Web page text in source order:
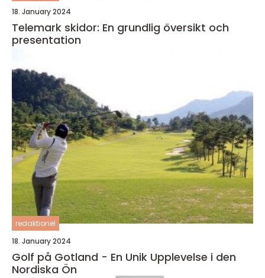
18. January 2024
Telemark skidor: En grundlig översikt och
presentation
redaktionel
18. January 2024
Golf på Gotland - En Unik Upplevelse i den
Nordiska Ön